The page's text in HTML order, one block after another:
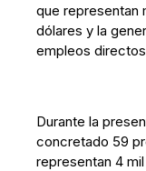
que representan
dólares y la
empleos
Durante la
concretado 59
representan 4